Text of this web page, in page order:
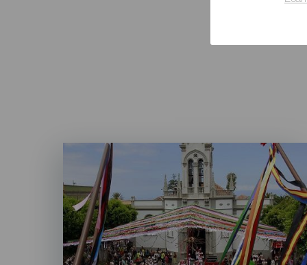
Imagen